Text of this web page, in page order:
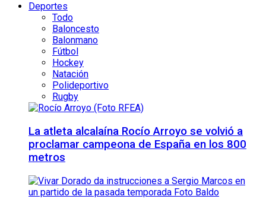
Deportes
Todo
Baloncesto
Balonmano
Fútbol
Hockey
Natación
Polideportivo
Rugby
La atleta alcalaína Rocío Arroyo se volvió a
proclamar campeona de España en los 800
metros